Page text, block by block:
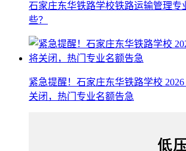
石家庄东华铁路学校铁路运输管理专
些？
紧急提醒！石家庄东华铁路学校
关闭，热门专业名额告急